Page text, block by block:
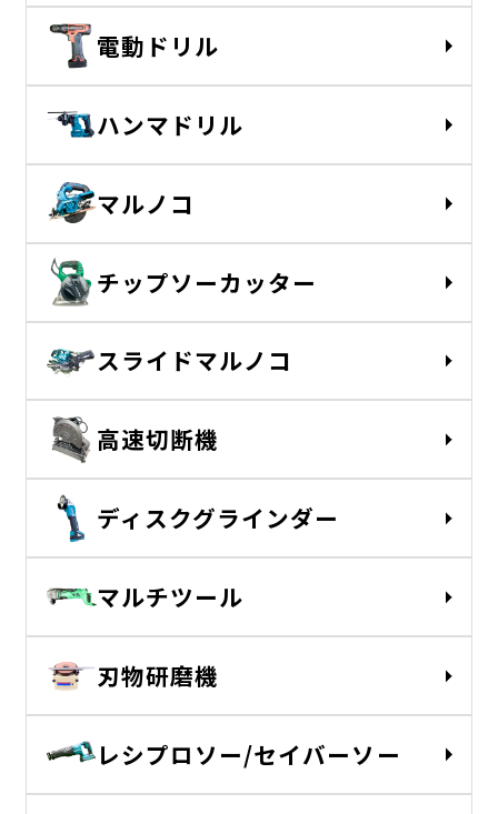
電動ドリル
ハンマドリル
マルノコ
チップソーカッター
スライドマルノコ
高速切断機
ディスクグラインダー
マルチツール
刃物研磨機
レシプロソー/セイバーソー